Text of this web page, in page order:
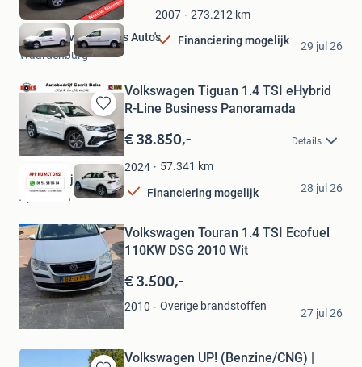
Mijn
Favorieten
2007 273.212 km
Financiering mogelijk
Leendert van Steenis Auto's
Waardenburg
29 jul 26
Bewaren
in
Mijn
Favorieten
Volkswagen Tiguan 1.4 TSI eHybrid
R-Line Business Panoramada
€ 38.850,- Details
2024 57.341 km
Financiering mogelijk
Autobedrijf Boks
Apeldoorn
28 jul 26
in
Mijn
Favorieten
Volkswagen Touran 1.4 TSI Ecofuel
110KW DSG 2010 Wit
€ 3.500,-
2010 Overige brandstoffen
Mohammed
Zutphen
27 jul 26
Volkswagen UP! (Benzine/CNG) |